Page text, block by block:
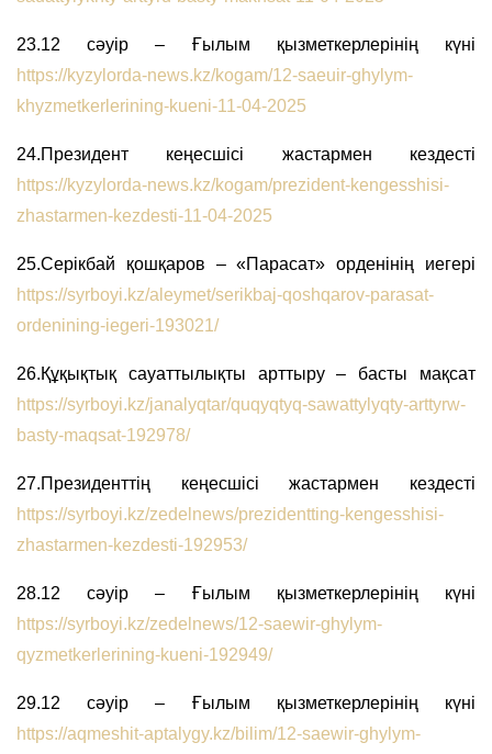
23.12 сәуір – Ғылым қызметкерлерінің күні
https://kyzylorda-news.kz/kogam/12-saeuir-ghylym-
khyzmetkerlerining-kueni-11-04-2025
24.Президент кеңесшісі жастармен кездесті
https://kyzylorda-news.kz/kogam/prezident-kengesshisi-
zhastarmen-kezdesti-11-04-2025
25.Серікбай қошқаров – «Парасат» орденінің иегері
https://syrboyi.kz/aleymet/serikbaj-qoshqarov-parasat-
ordenining-iegeri-193021/
26.Құқықтық сауаттылықты арттыру – басты мақсат
https://syrboyi.kz/janalyqtar/quqyqtyq-sawattylyqty-arttyrw-
basty-maqsat-192978/
27.Президенттің кеңесшісі жастармен кездесті
https://syrboyi.kz/zedelnews/prezidentting-kengesshisi-
zhastarmen-kezdesti-192953/
28.12 сәуір – Ғылым қызметкерлерінің күні
https://syrboyi.kz/zedelnews/12-saewir-ghylym-
qyzmetkerlerining-kueni-192949/
29.12 сәуір – Ғылым қызметкерлерінің күні
https://aqmeshit-aptalygy.kz/bilim/12-saewir-ghylym-